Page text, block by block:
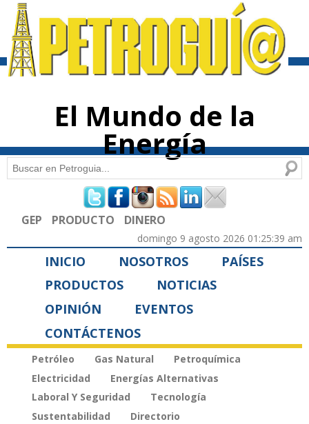
contenido
El Mundo de la
Energía
Formulario de búsqueda
Buscar
GEP PRODUCTO DINERO
domingo 9 agosto 2026 01:25:39 am
INICIO NOSOTROS
PAÍSES
PRODUCTOS
NOTICIAS
OPINIÓN
EVENTOS
CONTÁCTENOS
Petróleo Gas Natural
Petroquímica
Electricidad
Energías Alternativas
Laboral Y Seguridad
Tecnología
Sustentabilidad
Directorio